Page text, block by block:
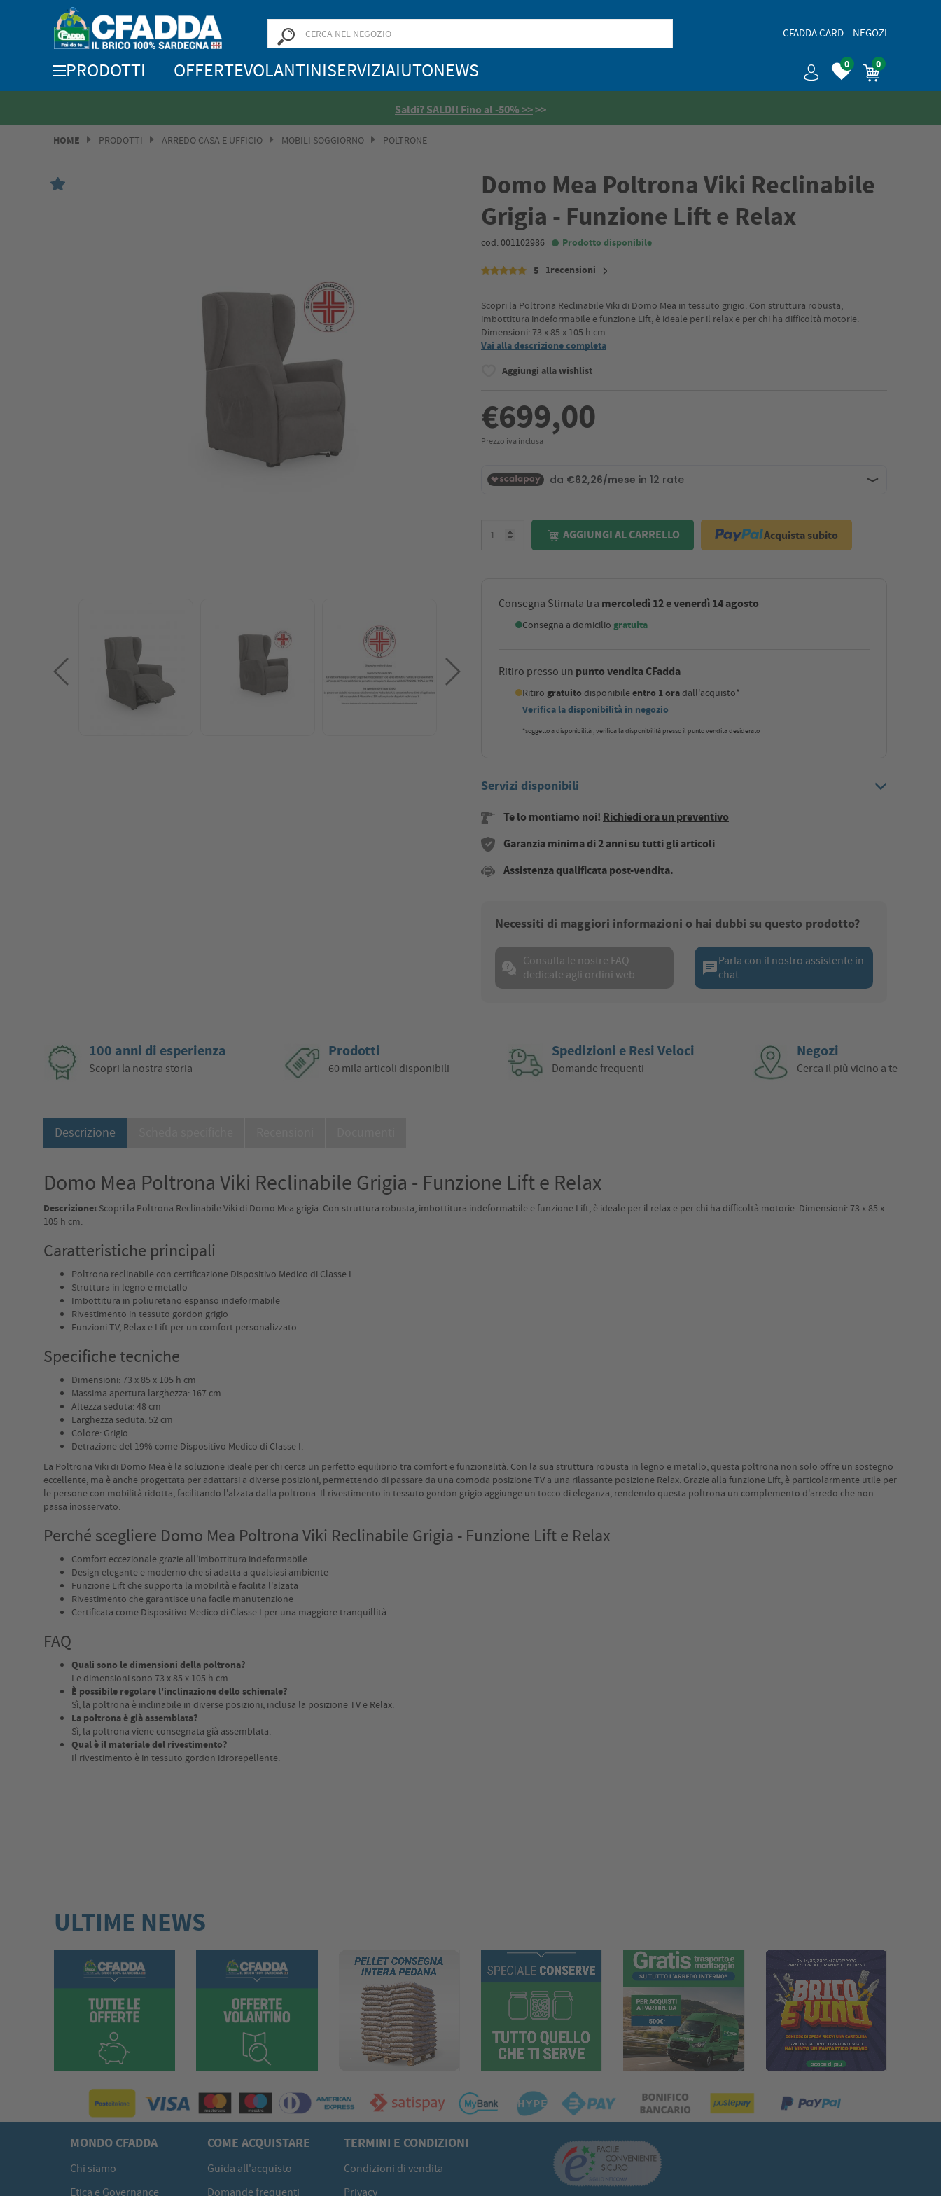
CFADDA CARD NEGOZI
0 0
PRODOTTI OFFERTEVOLANTINISERVIZIAIUTONEWS
Saldi? SALDI! Fino al -50% >>>>
HOME PRODOTTI ARREDO CASA E UFFICIO MOBILI SOGGIORNO POLTRONE
Domo Mea Poltrona Viki Reclinabile
Grigia - Funzione Lift e Relax
cod. 001102986 Prodotto disponibile
5 1recensioni
Scopri la Poltrona Reclinabile Viki di Domo Mea in tessuto grigio. Con struttura robusta,
imbottitura indeformabile e funzione Lift, è ideale per il relax e per chi ha difficoltà motorie.
Dimensioni: 73 x 85 x 105 h cm.
Vai alla descrizione completa
Aggiungi alla wishlist
€699,00
Prezzo iva inclusa
AGGIUNGI AL CARRELLO Acquista subito
Consegna Stimata tra mercoledì 12 e venerdì 14 agosto
Consegna a domicilio gratuita
Ritiro presso un punto vendita CFadda
Ritiro gratuito disponibileentro 1 oradall'acquisto*
Verifica la disponibilità in negozio
*soggetto a disponibilità , verifica la disponibilità presso il punto vendita desiderato
Servizi disponibili
Te lo montiamo noi! Richiedi ora un preventivo
Garanzia minima di 2 anni su tutti gli articoli
Assistenza qualificata post-vendita.
Necessiti di maggiori informazioni o hai dubbi su questo prodotto?
Consulta le nostre FAQ
dedicate agli ordini web
chatParla con il nostro assistente in
chat
100 anni di esperienza
Scopri la nostra storia
Prodotti
60 mila articoli disponibili
Spedizioni e Resi Veloci
Domande frequenti
Negozi
Cerca il più vicino a te
Descrizione
Domo Mea Poltrona Viki Reclinabile Grigia - Funzione Lift e Relax
Descrizione: Scopri la Poltrona Reclinabile Viki di Domo Mea grigia. Con struttura robusta, imbottitura indeformabile e funzione Lift, è ideale per il relax e per chi ha difficoltà motorie. Dimensioni: 73 x 85 x
105 h cm.
Caratteristiche principali
Poltrona reclinabile con certificazione Dispositivo Medico di Classe I
Struttura in legno e metallo
Imbottitura in poliuretano espanso indeformabile
Rivestimento in tessuto gordon grigio
Funzioni TV, Relax e Lift per un comfort personalizzato
Specifiche tecniche
Dimensioni: 73 x 85 x 105 h cm
Massima apertura larghezza: 167 cm
Altezza seduta: 48 cm
Larghezza seduta: 52 cm
Colore: Grigio
Detrazione del 19% come Dispositivo Medico di Classe I.
La Poltrona Viki di Domo Mea è la soluzione ideale per chi cerca un perfetto equilibrio tra comfort e funzionalità. Con la sua struttura robusta in legno e metallo, questa poltrona non solo offre un sostegno
eccellente, ma è anche progettata per adattarsi a diverse posizioni, permettendo di passare da una comoda posizione TV a una rilassante posizione Relax. Grazie alla funzione Lift, è particolarmente utile per
le persone con mobilità ridotta, facilitando l'alzata dalla poltrona. Il rivestimento in tessuto gordon grigio aggiunge un tocco di eleganza, rendendo questa poltrona un complemento d'arredo che non
passa inosservato.
Perché scegliere Domo Mea Poltrona Viki Reclinabile Grigia - Funzione Lift e Relax
Comfort eccezionale grazie all'imbottitura indeformabile
Design elegante e moderno che si adatta a qualsiasi ambiente
Funzione Lift che supporta la mobilità e facilita l'alzata
Rivestimento che garantisce una facile manutenzione
Certificata come Dispositivo Medico di Classe I per una maggiore tranquillità
FAQ
Quali sono le dimensioni della poltrona?
Le dimensioni sono 73 x 85 x 105 h cm.
È possibile regolare l'inclinazione dello schienale?
Sì, la poltrona è inclinabile in diverse posizioni, inclusa la posizione TV e Relax.
La poltrona è già assemblata?
Sì, la poltrona viene consegnata già assemblata.
Qual è il materiale del rivestimento?
Il rivestimento è in tessuto gordon idrorepellente.
ULTIME NEWS
MONDO CFADDA
Chi siamo
Etica e Governance
COME ACQUISTARE
Guida all'acquisto
Domande frequenti
TERMINI E CONDIZIONI
Condizioni di vendita
Privacy